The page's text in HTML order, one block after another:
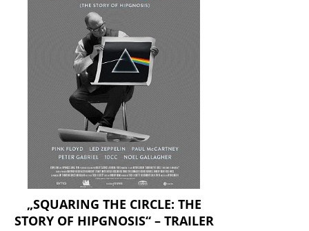
„SQUARING THE CIRCLE: THE
STORY OF HIPGNOSIS“ – TRAILER